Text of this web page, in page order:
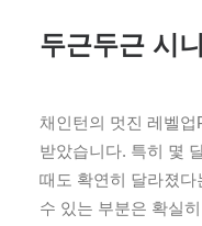
두근두근 시
채인턴의 멋진 레벨
받았습니다. 특히 몇
때도 확연히 달라졌
수 있는 부분은 확실